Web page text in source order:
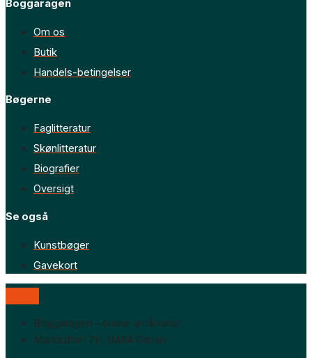
Boggaragen
Om os
Butik
Handels-betingelser
Bøgerne
Faglitteratur
Skønlitteratur
Biografier
Oversigt
Se også
Kunstbøger
Gavekort
Boggaragen – online antikvariat
Marktoften 7H, 8464 Galten